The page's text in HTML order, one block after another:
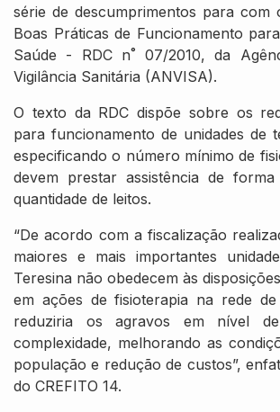
série de descumprimentos para com
Boas Práticas de Funcionamento
Saúde - RDC n˚ 07/2010, da
Vigilância Sanitária (ANVISA).
O texto da RDC dispõe sobre os
para funcionamento de unidades de
especificando o número mínimo de
devem prestar assistência de
quantidade de leitos.
“De acordo com a fiscalização
maiores e mais importantes
Teresina não obedecem às
em ações de fisioterapia na rede de
reduziria os agravos em nível
complexidade, melhorando as
população e redução de custos”,
do CREFITO 14.